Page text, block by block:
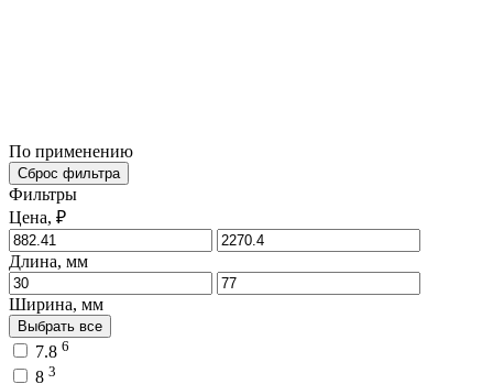
По применению
Сброс фильтра
Фильтры
Цена, ₽
Длина, мм
Ширина, мм
Выбрать все
7.8 6
8 3